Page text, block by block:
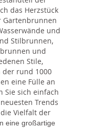
das Herzstück
Gartenbrunnen
und
Stilbrunnen,
und
Stile,
rund 1000
eine Fülle an
Sie sich einfach
Trends
Vielfalt der
eine großartige